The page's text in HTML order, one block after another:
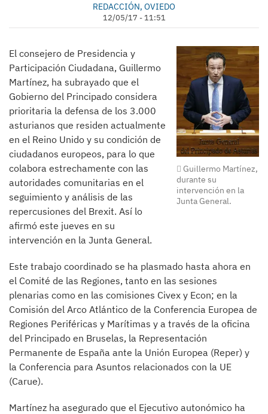
REDACCIÓN, OVIEDO
12/05/17 - 11:51
Guillermo Martínez,
durante su
intervención en la
Junta General.
El consejero de Presidencia y
Participación Ciudadana, Guillermo
Martínez, ha subrayado que el
Gobierno del Principado considera
prioritaria la defensa de los 3.000
asturianos que residen actualmente
en el Reino Unido y su condición de
ciudadanos europeos, para lo que
colabora estrechamente con las
autoridades comunitarias en el
seguimiento y análisis de las
repercusiones del Brexit. Así lo
afirmó este jueves en su
intervención en la Junta General.
Este trabajo coordinado se ha plasmado hasta ahora en
el Comité de las Regiones, tanto en las sesiones
plenarias como en las comisiones Civex y Econ; en la
Comisión del Arco Atlántico de la Conferencia Europea de
Regiones Periféricas y Marítimas y a través de la oficina
del Principado en Bruselas, la Representación
Permanente de España ante la Unión Europea (Reper) y
la Conferencia para Asuntos relacionados con la UE
(Carue).
Martínez ha asegurado que el Ejecutivo autonómico ha